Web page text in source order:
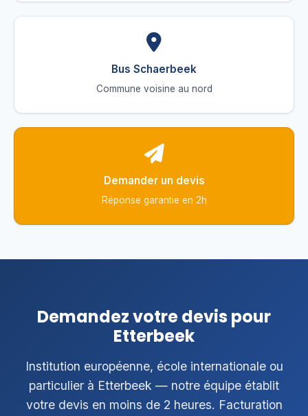
Bus Schaerbeek
Commune voisine au nord
Demander un devis
Réponse garantie en 2h
Demandez votre devis pour
Etterbeek
Institution européenne, école internationale ou
particulier à Etterbeek — notre équipe établit
votre devis en moins de 2 heures. Facturation